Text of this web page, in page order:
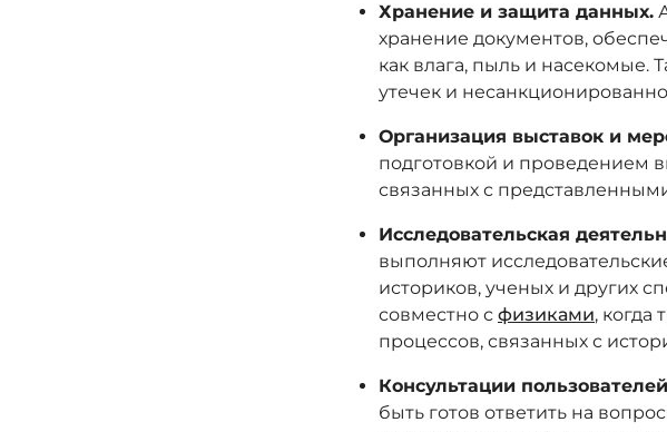
Хранение и защита данных.
хранение документов,
как влага, пыль и насекомые.
утечек и
Организация выставок и
подготовкой и проведением
связанных с
Исследовательская
выполняют
историков, ученых и других
совместно с физиками, когда
процессов, связанных с
Консультации
быть готов ответить на